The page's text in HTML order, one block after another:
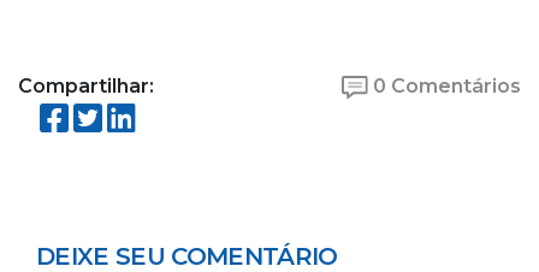
Compartilhar: 0 Comentários
DEIXE SEU COMENTÁRIO